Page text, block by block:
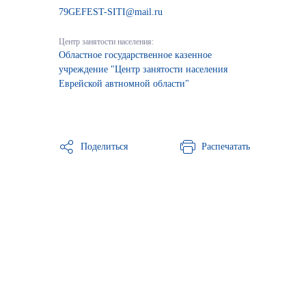
79GEFEST-SITI@mail.ru
Центр занятости населения:
Областное государственное казенное
учреждение "Центр занятости населения
Еврейской автномной области"
Поделиться Распечатать